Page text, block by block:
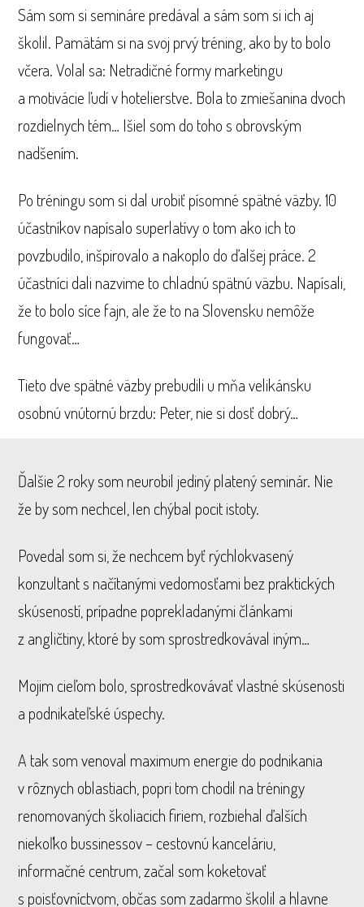
Sám som si semináre predával a sám som si ich aj
školil. Pamätám si na svoj prvý tréning, ako by to bolo
včera. Volal sa: Netradičné formy marketingu
a motivácie ľudí v hotelierstve. Bola to zmiešanina dvoch
rozdielnych tém… Išiel som do toho s obrovským
nadšením.
Po tréningu som si dal urobiť písomné spätné väzby. 10
účastníkov napísalo superlatívy o tom ako ich to
povzbudilo, inšpirovalo a nakoplo do ďalšej práce. 2
účastníci dali nazvime to chladnú spätnú väzbu. Napísali,
že to bolo síce fajn, ale že to na Slovensku nemôže
fungovať…
Tieto dve spätné väzby prebudili u mňa velikánsku
osobnú vnútornú brzdu: Peter, nie si dosť dobrý…
Ďalšie 2 roky som neurobil jediný platený seminár. Nie
že by som nechcel, len chýbal pocit istoty.
Povedal som si, že nechcem byť rýchlokvasený
konzultant s načítanými vedomosťami bez praktických
skúseností, prípadne poprekladanými článkami
z angličtiny, ktoré by som sprostredkovával iným…
Mojim cieľom bolo, sprostredkovávať vlastné skúsenosti
a podnikateľské úspechy.
A tak som venoval maximum energie do podnikania
v rôznych oblastiach, popri tom chodil na tréningy
renomovaných školiacich firiem, rozbiehal ďalších
niekoľko bussinessov – cestovnú kanceláriu,
informačné centrum, začal som koketovať
s poisťovníctvom, občas som zadarmo školil a hlavne